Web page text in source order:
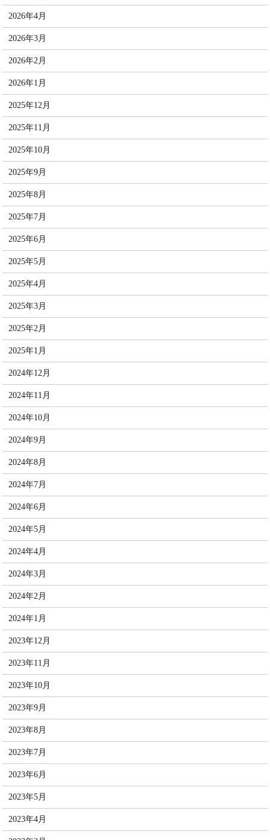
2026年4月
2026年3月
2026年2月
2026年1月
2025年12月
2025年11月
2025年10月
2025年9月
2025年8月
2025年7月
2025年6月
2025年5月
2025年4月
2025年3月
2025年2月
2025年1月
2024年12月
2024年11月
2024年10月
2024年9月
2024年8月
2024年7月
2024年6月
2024年5月
2024年4月
2024年3月
2024年2月
2024年1月
2023年12月
2023年11月
2023年10月
2023年9月
2023年8月
2023年7月
2023年6月
2023年5月
2023年4月